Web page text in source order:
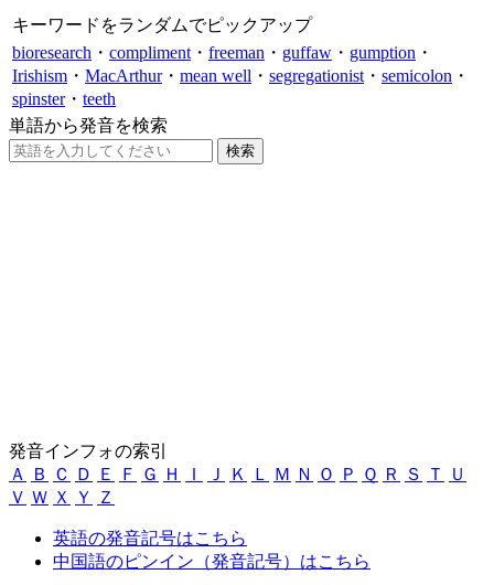
キーワードをランダムでピックアップ
bioresearch ・ compliment ・ freeman ・ guffaw ・ gumption ・
Irishism ・ MacArthur・ mean well ・ segregationist ・ semicolon ・
spinster・ teeth
単語から発音を検索
発音インフォの索引
Ａ
Ｂ Ｃ Ｄ Ｅ Ｆ Ｇ Ｈ Ｉ Ｊ Ｋ Ｌ Ｍ Ｎ Ｏ Ｐ Ｑ Ｒ Ｓ Ｔ
Ｕ
Ｖ Ｗ Ｘ Ｙ Ｚ
英語の発音記号はこちら
中国語のピンイン（発音記号）はこちら